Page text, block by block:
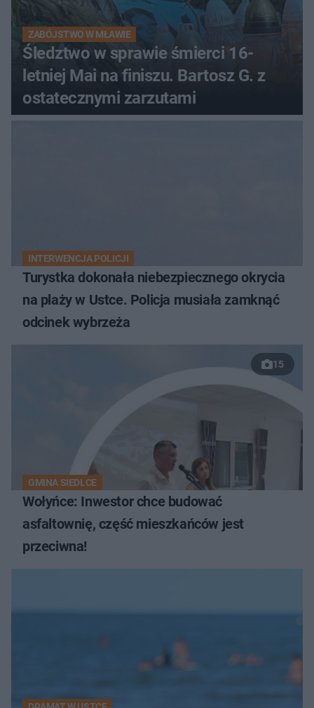
ZABÓJSTWO W MŁAWIE
Śledztwo w sprawie śmierci 16-
letniej Mai na finiszu. Bartosz G. z
ostatecznymi zarzutami
INTERWENCJA POLICJI
Turystka dokonała niebezpiecznego okrycia
na plaży w Ustce. Policja musiała zamknąć
odcinek wybrzeża
15
GMINA SIEDLCE
Wołyńce: Inwestor chce budować
asfaltownię, część mieszkańców jest
przeciwna!